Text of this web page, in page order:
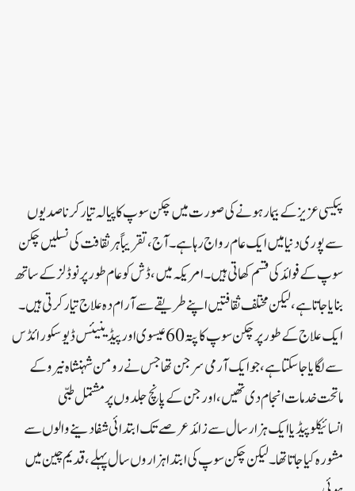
پیکسی عزیز کے بیمار ہونے کی صورت میں چکن سوپ کا پیالہ تیار کرنا صدیوں
سے پوری دنیا میں ایک عام رواج رہا ہے۔ آج، تقریباً ہر ثقافت کی نسلیں چکن
سوپ کے فوائد کی قسم کھاتی ہیں ۔ امریکہ میں، ڈش کو عام طور پر نوڈلز کے ساتھ
بنایا جاتا ہے، لیکن مختلف ثقافتیں اپنے طریقے سے آرام دہ علاج تیار کرتی ہیں ۔
ایک علاج کے طور پر چکن سوپ کا پتہ 60 عیسوی اور پیڈینیئس ڈیوسکورائڈس
سے لگایا جا سکتا ہے، جو ایک آرمی سرجن تھا جس نے رومن شہنشاہ نیرو کے
ماتحت خدمات انجام دی تھیں، اور جن کے پانچ جلدوں پر مشتمل طبی
انسائیکلوپیڈیا ایک ہزار سال سے زائد عرصے تک ابتدائی شفا دینے والوں سے
مشورہ کیا جاتا تھا۔ لیکن چکن سوپ کی ابتدا ہزاروں سال پہلے، قدیم چین میں